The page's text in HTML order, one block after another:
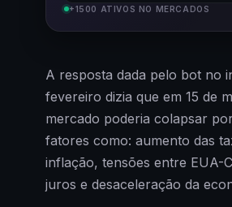
+1500 ATIVOS NO MERCADOS
A resposta dada pelo bot no
fevereiro dizia que em 15 de
mercado poderia colapsar
fatores como: aumento das
inflação, tensões entre EUA-
juros e desaceleração da